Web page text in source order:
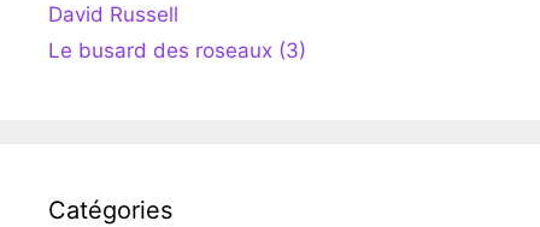
David Russell
Le busard des roseaux (3)
Catégories